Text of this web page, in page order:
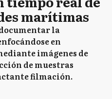
marítimas
la
en
imágenes de
de muestras
filmación.